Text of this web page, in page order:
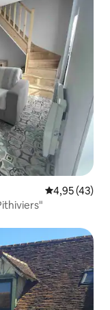
Évaluation
4,95 (43)